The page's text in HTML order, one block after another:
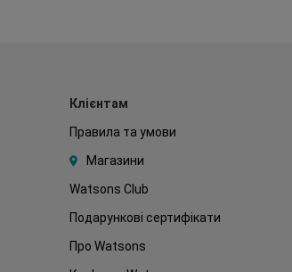
Клієнтам
Правила та умови
Магазини
Watsons Club
Подарункові сертифікати
Про Watsons